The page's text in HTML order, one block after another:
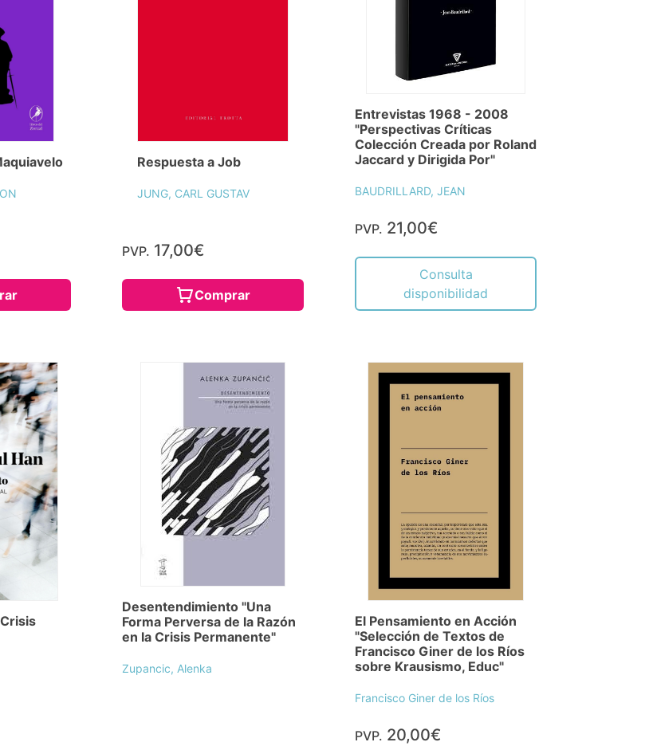
Respuesta a Job
JUNG, CARL GUSTAV
PVP. 17,00€
Comprar
Entrevistas 1968 - 2008
"Perspectivas Críticas
Colección Creada por Roland
Jaccard y Dirigida Por"
BAUDRILLARD, JEAN
PVP. 21,00€
Consulta
disponibilidad
Desentendimiento "Una
Forma Perversa de la Razón
en la Crisis Permanente"
Zupancic, Alenka
El Pensamiento en Acción
"Selección de Textos de
Francisco Giner de los Ríos
sobre Krausismo, Educ"
Francisco Giner de los Ríos
PVP. 20,00€